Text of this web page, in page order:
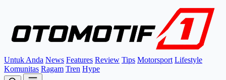
Untuk Anda News Features Review Tips Motorsport Lifestyle
Komunitas Ragam Tren Hype